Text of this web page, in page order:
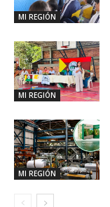
MI REGIÓN
MI REGIÓN
MI REGIÓN